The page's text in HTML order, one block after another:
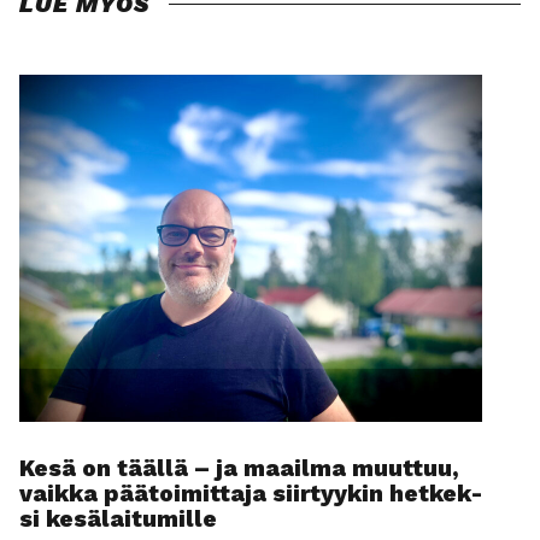
Kesä on tääl­lä – ja maa­il­ma muut­tuu,
vaik­ka pää­toi­mit­ta­ja siir­tyy­kin het­kek­
si kesä­lai­tu­mil­le